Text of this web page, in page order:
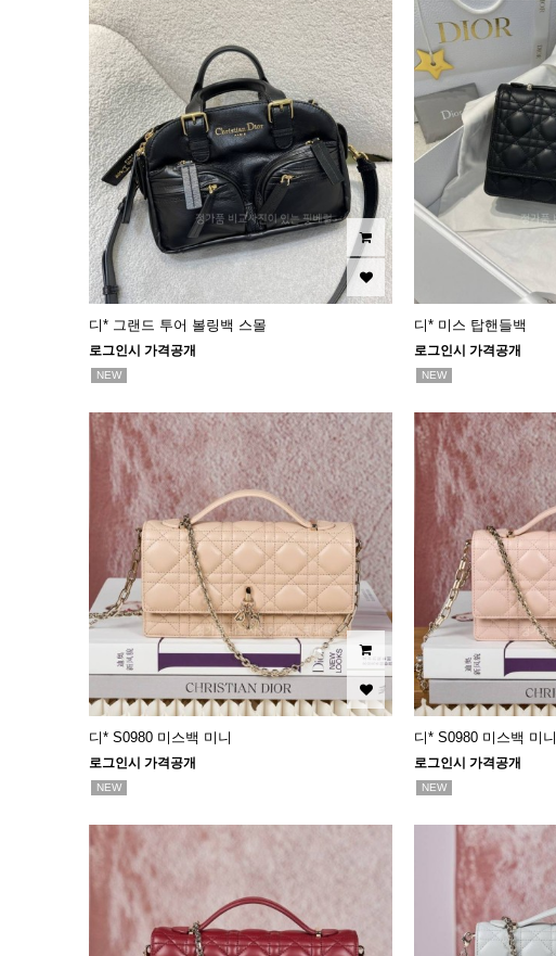
디* 그랜드 투어 볼링백 스몰
로그인시 가격공개
NEW
디* 미스 탑핸들백
로그인시 가격공개
NEW
디* S0980 미스백 미니
로그인시 가격공개
NEW
디* S0980 미스백 미니
로그인시 가격공개
NEW